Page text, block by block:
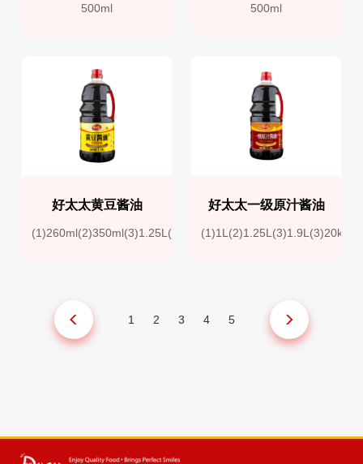
500ml 500ml
好太太黄豆酱油
(1)260ml(2)350ml(3)1.25L(4)1.6L(5)1.9L(6)2.0KG(7)2.15KG
好太太一级原汁酱油
(1)1L(2)1.25L(3)1.9L(3)20kg
1 2 3 4 5